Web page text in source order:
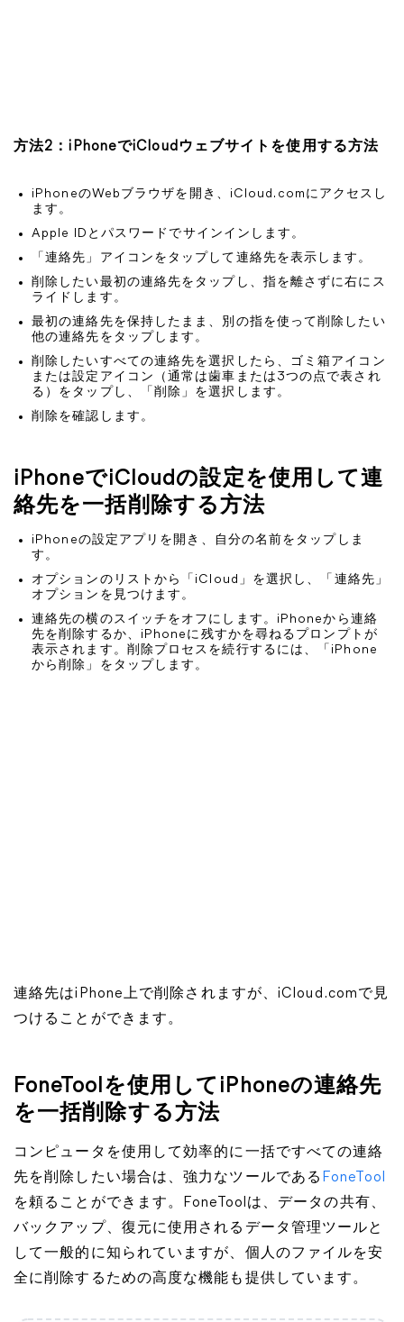
方法2：iPhoneでiCloudウェブサイトを使用する方法
iPhoneのWebブラウザを開き、iCloud.comにアクセスし
ます。
Apple IDとパスワードでサインインします。
「連絡先」アイコンをタップして連絡先を表示します。
削除したい最初の連絡先をタップし、指を離さずに右にス
ライドします。
最初の連絡先を保持したまま、別の指を使って削除したい
他の連絡先をタップします。
削除したいすべての連絡先を選択したら、ゴミ箱アイコン
または設定アイコン（通常は歯車または3つの点で表され
る）をタップし、「削除」を選択します。
削除を確認します。
iPhoneでiCloudの設定を使用して連
絡先を一括削除する方法
iPhoneの設定アプリを開き、自分の名前をタップしま
す。
オプションのリストから「iCloud」を選択し、「連絡先」
オプションを見つけます。
連絡先の横のスイッチをオフにします。iPhoneから連絡
先を削除するか、iPhoneに残すかを尋ねるプロンプトが
表示されます。削除プロセスを続行するには、「iPhone
から削除」をタップします。
連絡先はiPhone上で削除されますが、iCloud.comで見
つけることができます。
FoneToolを使用してiPhoneの連絡先
を一括削除する方法
コンピュータを使用して効率的に一括ですべての連絡
先を削除したい場合は、強力なツールである FoneTool
を頼ることができます。FoneToolは、データの共有、
バックアップ、復元に使用されるデータ管理ツールと
して一般的に知られていますが、個人のファイルを安
全に削除するための高度な機能も提供しています。